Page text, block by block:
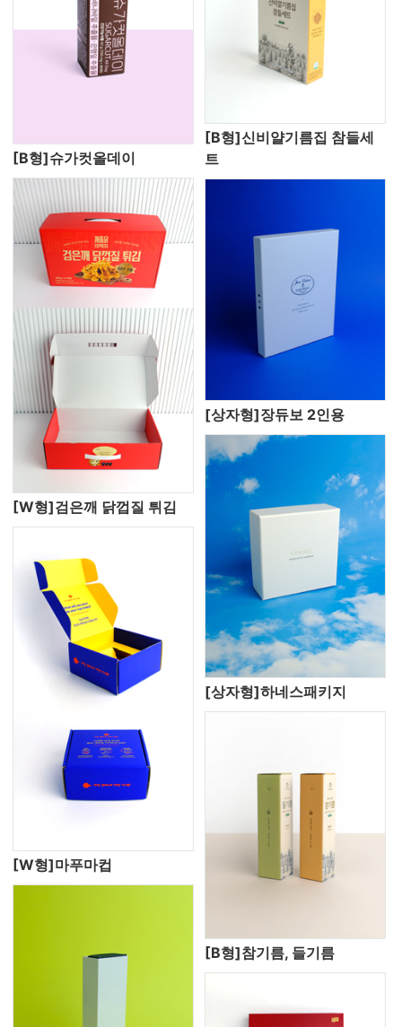
[B형]슈가컷올데이
[B형]신비얄기름집 참들세
트
[W형]검은깨 닭껍질 튀김
[상자형]장듀보 2인용
[W형]마푸마컵
[상자형]하네스패키지
[B형]참기름, 들기름